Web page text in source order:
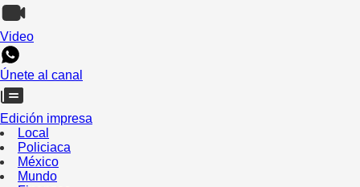
Video
Únete al canal
Edición impresa
Local
Policiaca
México
Mundo